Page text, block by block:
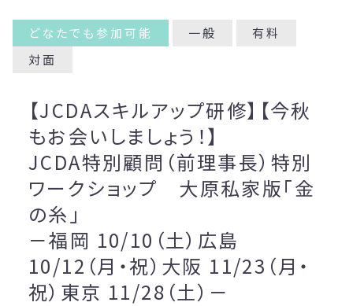
どなたでも参加可能 一般
有料
対面
【JCDAスキルアップ研修】【今秋
もお会いしましょう！】
JCDA特別顧問（前理事長）特別
ワークショップ 大原私家版「金
の糸」
－福岡 10/10（土）広島
10/12（月・祝）大阪 11/23（月・
祝）東京 11/28（土）－